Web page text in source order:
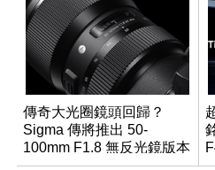
傳奇大光圈鏡頭回歸？
Sigma 傳將推出 50-
100mm F1.8 無反光鏡版本